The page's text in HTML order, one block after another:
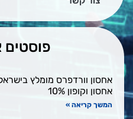
פוסטים
אחסון וקופון 10%
המשך קריאה »